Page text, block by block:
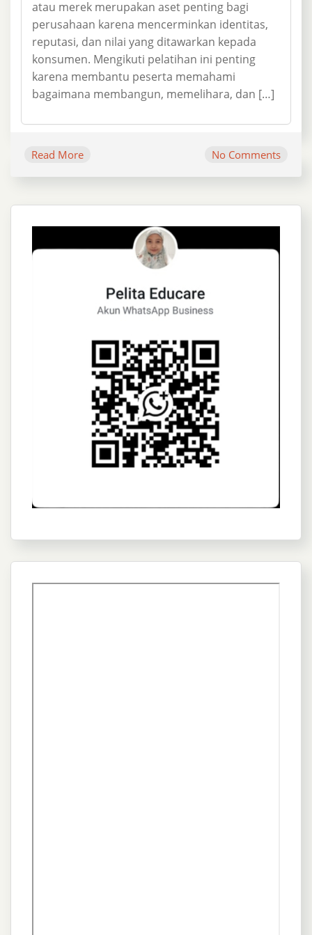
atau merek merupakan aset penting bagi
perusahaan karena mencerminkan identitas,
reputasi, dan nilai yang ditawarkan kepada
konsumen. Mengikuti pelatihan ini penting
karena membantu peserta memahami
bagaimana membangun, memelihara, dan […]
Read More No Comments